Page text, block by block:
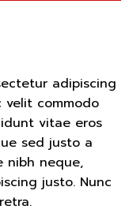
adipiscing
velit commodo
vitae eros
sed justo a
nibh neque,
justo. Nunc